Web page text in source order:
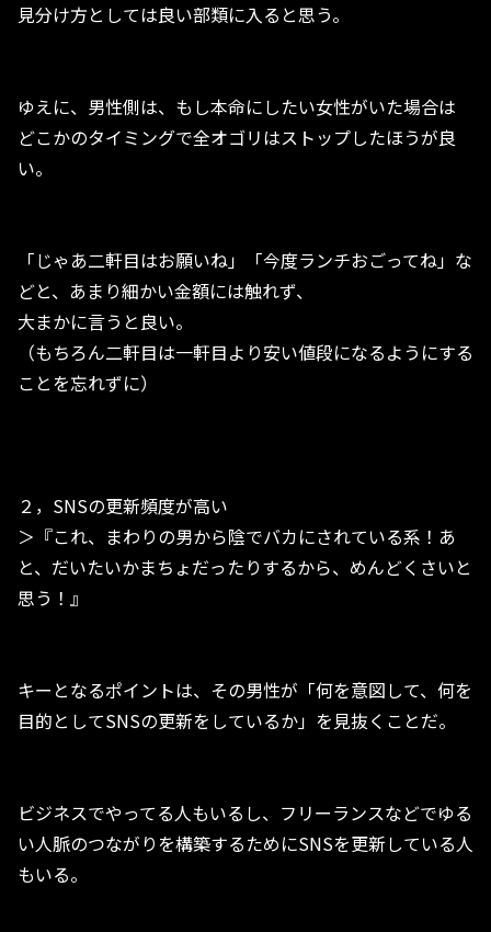
見分け方としては良い部類に入ると思う。
ゆえに、男性側は、もし本命にしたい女性がいた場合は
どこかのタイミングで全オゴリはストップしたほうが良
い。
「じゃあ二軒目はお願いね」「今度ランチおごってね」な
どと、あまり細かい金額には触れず、
大まかに言うと良い。
（もちろん二軒目は一軒目より安い値段になるようにする
ことを忘れずに）
２，SNSの更新頻度が高い
＞『これ、まわりの男から陰でバカにされている系！あ
と、だいたいかまちょだったりするから、めんどくさいと
思う！』
キーとなるポイントは、その男性が「何を意図して、何を
目的としてSNSの更新をしているか」を見抜くことだ。
ビジネスでやってる人もいるし、フリーランスなどでゆる
い人脈のつながりを構築するためにSNSを更新している人
もいる。